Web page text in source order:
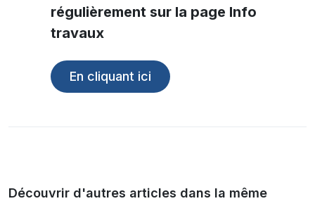
régulièrement sur la page Info
travaux
En cliquant ici
Découvrir d'autres articles dans la même